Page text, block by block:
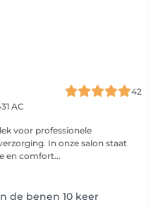
42
AC
voor professionele
In onze salon staat
en comfort...
de benen 10 keer